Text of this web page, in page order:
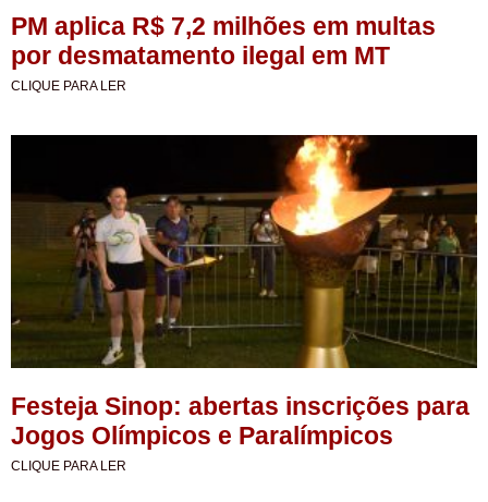
PM aplica R$ 7,2 milhões em multas
por desmatamento ilegal em MT
CLIQUE PARA LER
Festeja Sinop: abertas inscrições para
Jogos Olímpicos e Paralímpicos
CLIQUE PARA LER